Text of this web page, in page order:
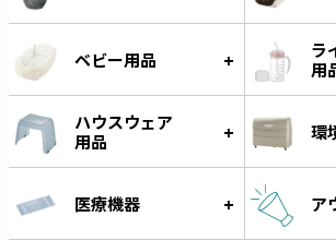
ナーフドッグ
愛犬と一緒に遊べるコミュニケ
トンカ
タイヤ素材
えです。
ベビー用品
ラ
用
ハウスウェア
用品
環
医療機器 ア